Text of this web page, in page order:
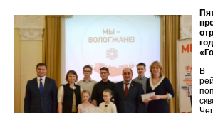
В